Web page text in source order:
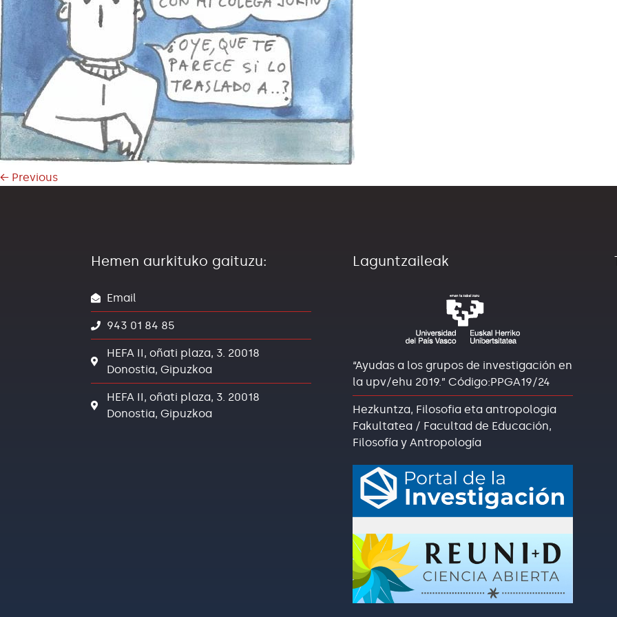
← Previous
Hemen aurkituko gaituzu:
Email
943 01 84 85
HEFA II, oñati plaza, 3. 20018
Donostia, Gipuzkoa
HEFA II, oñati plaza, 3. 20018
Donostia, Gipuzkoa
Laguntzaileak
“Ayudas a los grupos de investigación en
la upv/ehu 2019.” Código:PPGA19/24
Hezkuntza, Filosofia eta antropologia
Fakultatea / Facultad de Educación,
Filosofía y Antropología